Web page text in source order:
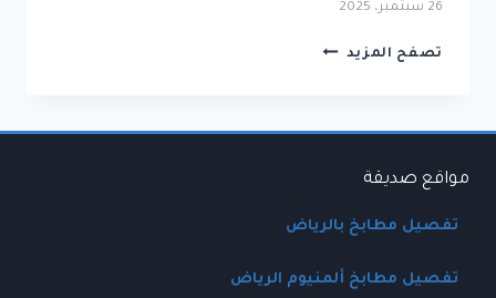
26 سبتمبر، 2025
تصفح المزيد مطابخ
(2025)
مواقع صديقة
تفصيل مطابخ بالرياض
تفصيل مطابخ ألمنيوم الرياض